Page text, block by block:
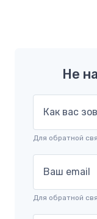
Не
Как вас
Для обратной
Ваш email
Для обратной